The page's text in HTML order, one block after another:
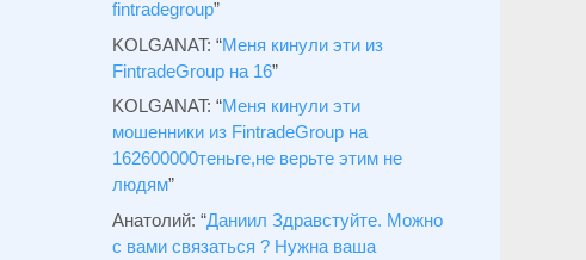
fintradegroup”
KOLGANAT: “Меня кинули эти из
FintradeGroup на 16”
KOLGANAT: “Меня кинули эти
мошенники из FintradeGroup на
162600000теньге,не верьте этим не
людям”
Анатолий: “Даниил Здравстуйте. Можно
с вами связаться ? Нужна ваша